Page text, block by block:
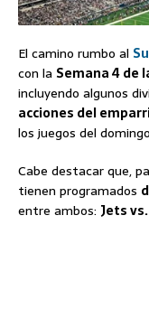
El camino rumbo al
con la Semana 4 de
incluyendo algunos
acciones del
los juegos del
Cabe destacar que,
tienen programados
entre ambos: Jets